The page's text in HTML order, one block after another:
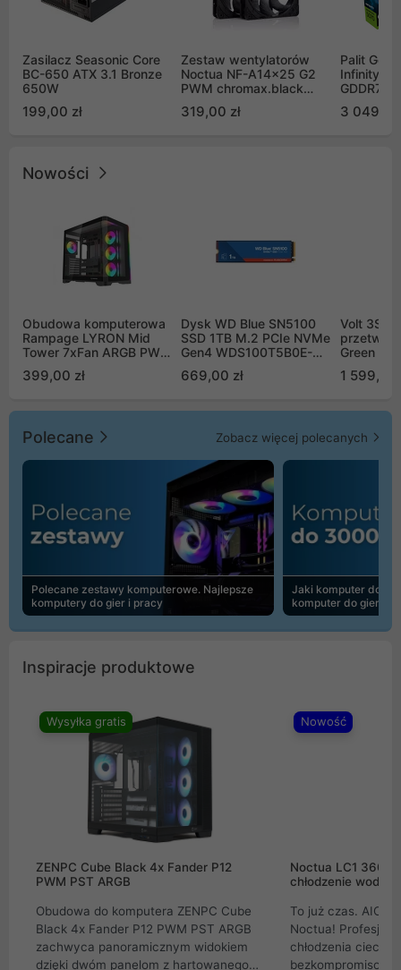
Zasilacz Seasonic Core
BC-650 ATX 3.1 Bronze
650W
199,00 zł
Zestaw wentylatorów
Noctua NF-A14x25 G2
PWM chromax.black
Push Pull (2szt)
319,00 zł
Palit
Infinity 3
GDDR7
GB2050S)
3 049,00
Nowości
Obudowa komputerowa
Rampage LYRON Mid
Tower 7xFan ARGB PWM
399,00 zł
Dysk WD Blue SN5100
SSD 1TB M.2 PCIe NVMe
Gen4 WDS100T5B0E-
669,00 zł
Volt
Green
1 599,00
Polecane Zobacz więcej polecanych
Polecane zestawy komputerowe. Najlepsze
komputery do gier i pracy
Jaki komputer do
komputer do gier |
Inspiracje produktowe
Wysyłka gratis
ZENPC Cube Black 4x Fander P12
PWM PST ARGB
Obudowa do komputera ZENPC Cube
Black 4x Fander P12 PWM PST ARGB
zachwyca panoramicznym widokiem
dzięki dwóm panelom z hartowanego
Nowość
Noctua LC1
chłodzenie wodne
To już czas. AIO
Noctua!
chłodzenia cieczą